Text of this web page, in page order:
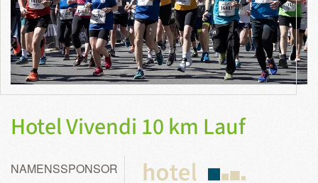
Hotel Vivendi 10 km Lauf
NAMENSSPONSOR